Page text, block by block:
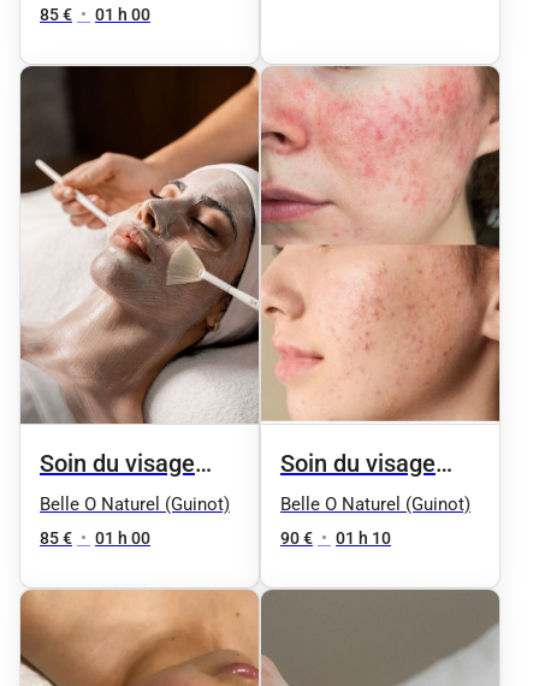
réoxygénant :
85 € • 01 h 00
Soin du visage
"Équilibre" by
Phyt's
Belle O Naturel (Guinot)
85 € • 01 h 00
Soin du visage
"Anti-comédons"
by Phyt's
Belle O Naturel (Guinot)
90 € • 01 h 10